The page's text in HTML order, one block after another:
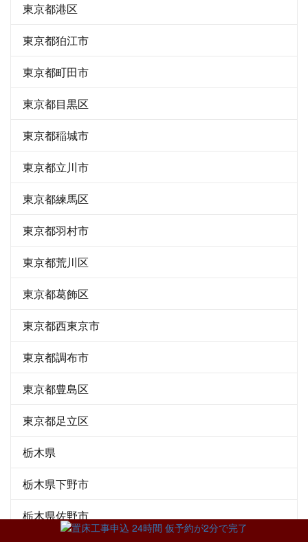
東京都港区
東京都狛江市
東京都町田市
東京都目黒区
東京都稲城市
東京都立川市
東京都練馬区
東京都羽村市
東京都荒川区
東京都葛飾区
東京都西東京市
東京都調布市
東京都豊島区
東京都足立区
栃木県
栃木県下野市
栃木県佐野市